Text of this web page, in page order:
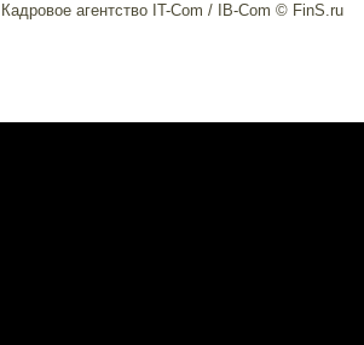
Кадровое агентство IT-Com / IB-Com © FinS.ru